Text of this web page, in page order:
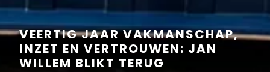
VEERTIG JAAR VAKMANSCHAP,
INZET EN VERTROUWEN: JAN
WILLEM BLIKT TERUG